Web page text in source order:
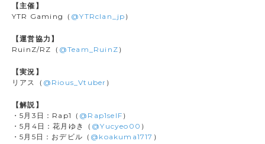
【主催】
YTR Gaming（ @YTRclan_jp ）
【運営協力】
RuinZ/RZ（ @Team_RuinZ ）
【実況】
リアス（ @Rious_Vtuber ）
【解説】
・5月3日：Rap1（ @Rap1selF ）
・5月4日：花月ゆき（ @Yucyeo00 ）
・5月5日：おデビル（ @koakuma1717 ）